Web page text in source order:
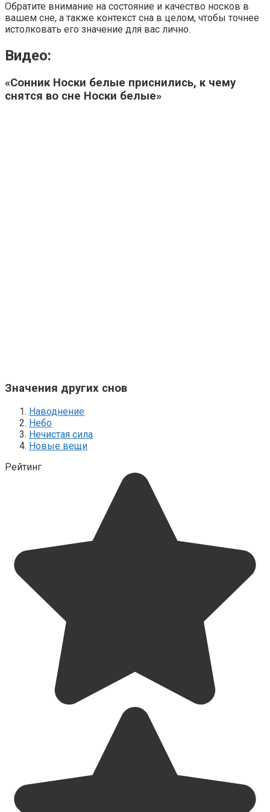
Обратите внимание на состояние и качество носков в
вашем сне, а также контекст сна в целом, чтобы точнее
истолковать его значение для вас лично.
Видео:
«Сонник Носки белые приснились, к чему
снятся во сне Носки белые»
Значения других снов
Наводнение
Небо
Нечистая сила
Новые вещи
Рейтинг